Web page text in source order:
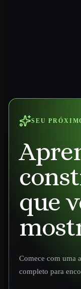
SEU
que
Comece com uma
completo para